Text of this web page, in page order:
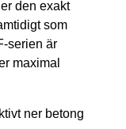
den exakt
som
serien är
maximal
ner betong